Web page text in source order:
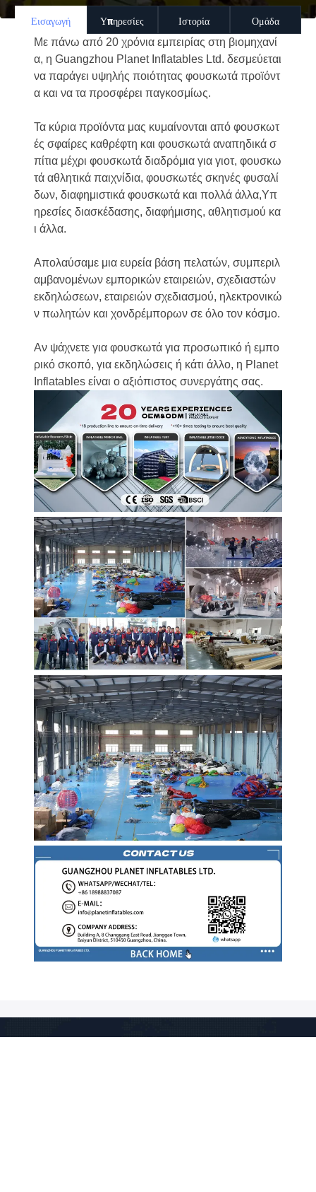
Εισαγωγή Υπηρεσίες Ιστορία Ομάδα
Με πάνω από 20 χρόνια εμπειρίας στη βιομηχανί
α, η Guangzhou Planet Inflatables Ltd. δεσμεύεται
να παράγει υψηλής ποιότητας φουσκωτά προϊόντ
α και να τα προσφέρει παγκοσμίως.
Τα κύρια προϊόντα μας κυμαίνονται από φουσκωτ
ές σφαίρες καθρέφτη και φουσκωτά αναπηδικά σ
πίτια μέχρι φουσκωτά διαδρόμια για γιοτ, φουσκω
τά αθλητικά παιχνίδια, φουσκωτές σκηνές φυσαλί
δων, διαφημιστικά φουσκωτά και πολλά άλλα,Υπ
ηρεσίες διασκέδασης, διαφήμισης, αθλητισμού κα
ι άλλα.
Απολαύσαμε μια ευρεία βάση πελατών, συμπεριλ
αμβανομένων εμπορικών εταιρειών, σχεδιαστών
εκδηλώσεων, εταιρειών σχεδιασμού, ηλεκτρονικώ
ν πωλητών και χονδρέμπορων σε όλο τον κόσμο.
Αν ψάχνετε για φουσκωτά για προσωπικό ή εμπο
ρικό σκοπό, για εκδηλώσεις ή κάτι άλλο, η Planet
Inflatables είναι ο αξιόπιστος συνεργάτης σας.